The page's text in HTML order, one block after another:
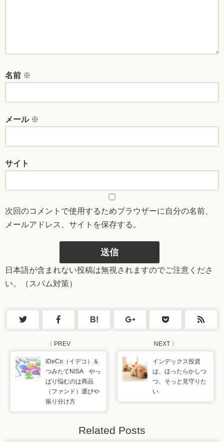
名前 ※
メール ※
サイト
次回のコメントで使用するためブラウザーに自分の名前、
メールアドレス、サイトを保存する。
日本語が含まれない投稿は無視されますのでご注意くださ
い。（スパム対策）
B!
〈 PREV
iDeCo（イデコ）＆
つみたてNISA やっ
ぱり悩むのは商品
（ファンド）選びや
振り分け方
NEXT 〉
インデックス投資
は、ほったらかしつ
つ、そっと見守りた
い
Related Posts